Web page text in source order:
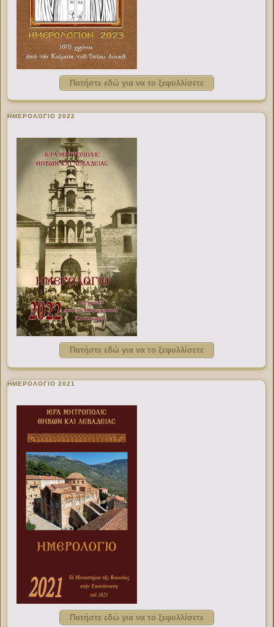
Πατήστε εδώ για να το ξεφυλλίσετε
ΗΜΕΡΟΛΟΓΙΟ 2022
Πατήστε εδώ για να το ξεφυλλίσετε
ΗΜΕΡΟΛΟΓΙΟ 2021
Πατήστε εδώ για να το ξεφυλλίσετε